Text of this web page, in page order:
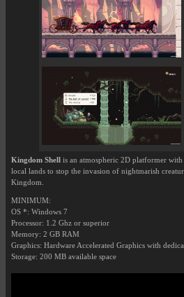
Kingdom Shell is an atmospheric 2D platformer
local lands to stop the invasion of nightmarish
Kingdom.
MINIMUM:
OS *: Windows 7
Processor: 1.2 Ghz or superior
Memory: 2 GB RAM
Graphics: Hardware Accelerated Graphics with
Storage: 200 MB available space